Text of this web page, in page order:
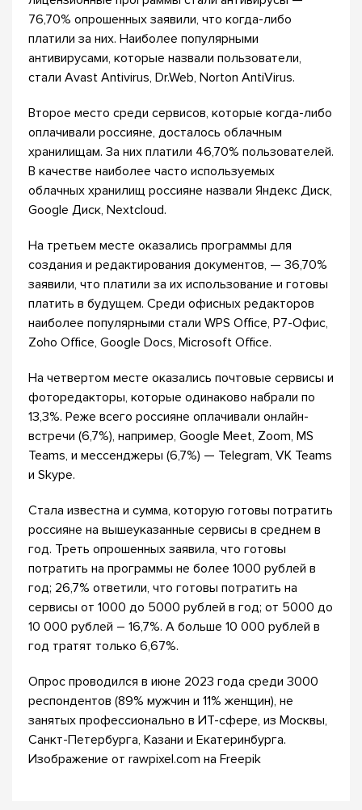
76,70% опрошенных заявили, что когда-либо
платили за них. Наиболее популярными
антивирусами, которые назвали пользователи,
стали Avast Antivirus, Dr.Web, Norton AntiVirus.
Второе место среди сервисов, которые когда-либо
оплачивали россияне, досталось облачным
хранилищам. За них платили 46,70% пользователей.
В качестве наиболее часто используемых
облачных хранилищ россияне назвали Яндекс Диск,
Google Диск, Nextcloud.
На третьем месте оказались программы для
создания и редактирования документов, — 36,70%
заявили, что платили за их использование и готовы
платить в будущем. Среди офисных редакторов
наиболее популярными стали WPS Office, Р7-Офис,
Zoho Office, Google Docs, Microsoft Office.
На четвертом месте оказались почтовые сервисы и
фоторедакторы, которые одинаково набрали по
13,3%. Реже всего россияне оплачивали онлайн-
встречи (6,7%), например, Google Meet, Zoom, MS
Teams, и мессенджеры (6,7%) — Telegram, VK Teams
и Skype.
Стала известна и сумма, которую готовы потратить
россияне на вышеуказанные сервисы в среднем в
год. Треть опрошенных заявила, что готовы
потратить на программы не более 1000 рублей в
год; 26,7% ответили, что готовы потратить на
сервисы от 1000 до 5000 рублей в год; от 5000 до
10 000 рублей – 16,7%. А больше 10 000 рублей в
год тратят только 6,67%.
Опрос проводился в июне 2023 года среди 3000
респондентов (89% мужчин и 11% женщин), не
занятых профессионально в ИТ-сфере, из Москвы,
Санкт-Петербурга, Казани и Екатеринбурга.
Изображение от rawpixel.com на Freepik